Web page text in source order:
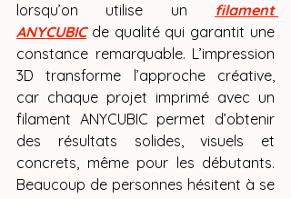
lorsqu’on utilise un filament
ANYCUBIC de qualité qui garantit une
constance remarquable. L’impression
3D transforme l’approche créative,
car chaque projet imprimé avec un
filament ANYCUBIC permet d’obtenir
des résultats solides, visuels et
concrets, même pour les débutants.
Beaucoup de personnes hésitent à se